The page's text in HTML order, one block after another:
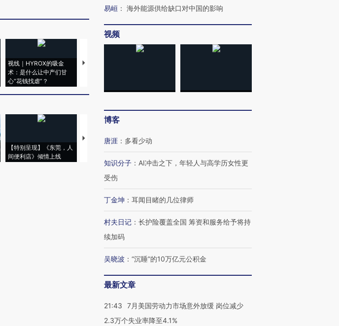
视线｜HYROX的吸金
术：是什么让中产们甘
心“花钱找虐”？
马航飞行员跨国走私7万
【特别呈现】《东莞，人
间便利店》倾情上线
【推广】走进第四届链博
易峘 ： 海外能源供给缺口对中国的影响
视频
博客
唐涯 ： 多看少动
知识分子 ： AI冲击之下，年轻人与高学历女性更
受伤
丁金坤 ： 耳闻目睹的几位律师
村夫日记 ： 长护险覆盖全国 筹资和服务给予将持
续加码
吴晓波 ： “沉睡”的10万亿元公积金
最新文章
21:43
7月美国劳动力市场意外放缓 岗位减少
2.3万个失业率降至4.1%